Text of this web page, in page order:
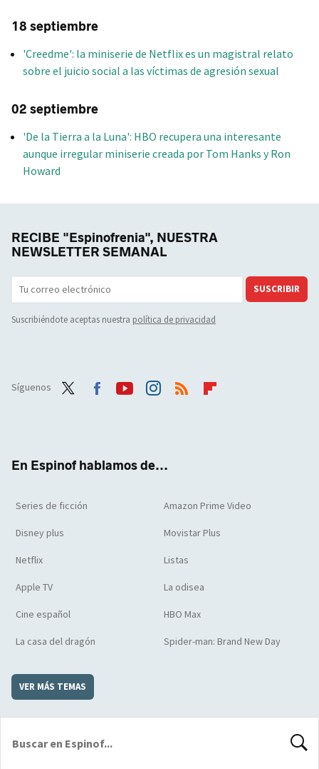
18 septiembre
'Creedme': la miniserie de Netflix es un magistral relato
sobre el juicio social a las víctimas de agresión sexual
02 septiembre
'De la Tierra a la Luna': HBO recupera una interesante
aunque irregular miniserie creada por Tom Hanks y Ron
Howard
RECIBE "Espinofrenia", NUESTRA
NEWSLETTER SEMANAL
SUSCRIBIR
Suscribiéndote aceptas nuestra política de privacidad
Síguenos
En Espinof hablamos de...
Series de ficción Amazon Prime Video
Disney plus Movistar Plus
Netflix Listas
Apple TV La odisea
Cine español HBO Max
La casa del dragón Spider-man: Brand New Day
VER MÁS TEMAS